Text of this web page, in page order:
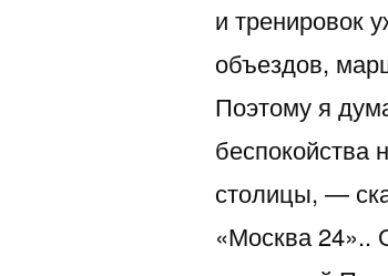
и тренировок
объездов,
Поэтому я
беспокойства
столицы, —
«Москва 24»..